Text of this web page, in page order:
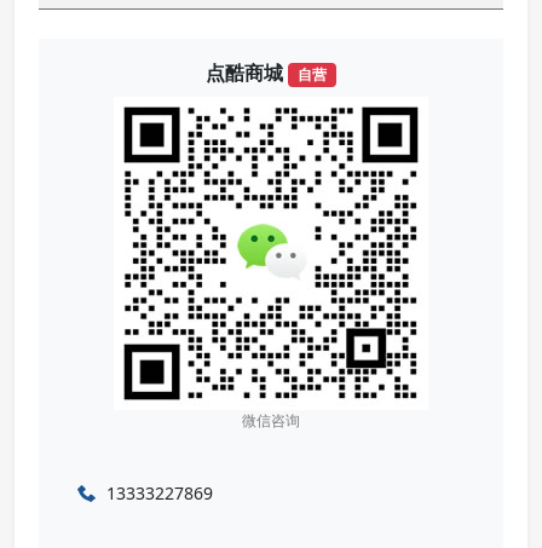
点酷商城 自营
微信咨询
13333227869